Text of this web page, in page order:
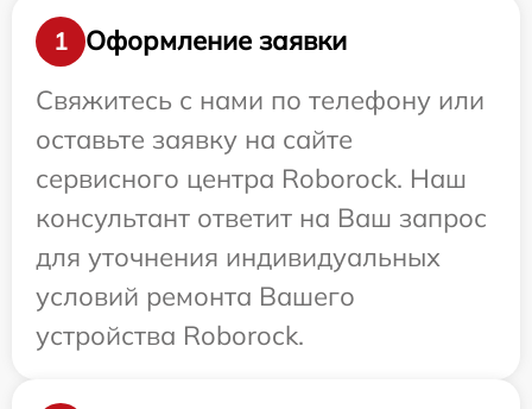
1
Оформление заявки
Свяжитесь с нами по телефону или
оставьте заявку на сайте
сервисного центра Roborock. Наш
консультант ответит на Ваш запрос
для уточнения индивидуальных
условий ремонта Вашего
устройства Roborock.